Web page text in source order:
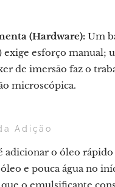
(Hardware): Um
exige esforço manual;
de imersão faz o
microscópica.
Adição
adicionar o óleo rápido
e pouca água no